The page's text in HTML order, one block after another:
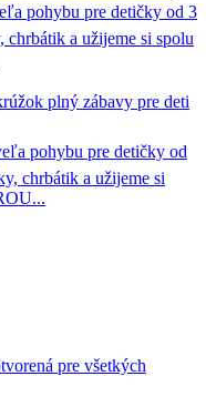
pohybu pre detičky od 3
chrbátik a užijeme si spolu
plný zábavy pre deti
pohybu pre detičky od
chrbátik a užijeme si
pre všetkých